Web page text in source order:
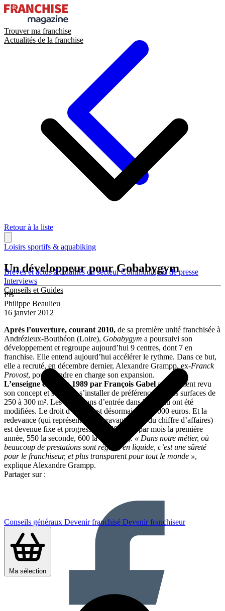
Trouver ma franchise
Actualités de la franchise
Brèves et actusActualités du secteurCommuniqués de presse
Interviews
Conseils et Guides
Conseils généraux Devenir franchisé Devenir franchiseur
Ma sélection
Retour à la liste
Loisirs sportifs & aquabiking
Un développeur pour Gobabygym
PB
Philippe Beaulieu
16 janvier 2012
Après l’ouverture, courant 2010, de sa première unité franchisée à
Andrézieux-Bouthéon (Loire), Gobabygym a poursuivi son
développement et regroupe aujourd’hui 9 centres, dont 7 en
franchise. Elle entend aujourd’hui accélérer le rythme. Dans ce but,
elle a recruté, en décembre dernier, Alexandre Grampp, ex-Franck
Provost, pour prendre en charge son expansion.
L’enseigne créée en 1989 par François Gabela également revu
son concept et souhaite s’installer de préférence sur des surfaces de
250 à 300 m². Les conditions d’entrée dans le réseau ont été
modifiées. Le droit d’entrée est désormais de 25 000 euros. Et la
redevance (qui représentait auparavant 6,5 % du chiffre d’affaires)
est devenue fixe et progressive (550 euros par mois la première
année, 550 la seconde, 600 la troisième).« Dans notre métier, où
beaucoup de prestations sont réglées en liquide, c’est une sûreté
pour le franchiseur, et plus transparent pour tout le monde »,
explique Alexandre Grampp.
Partager sur :